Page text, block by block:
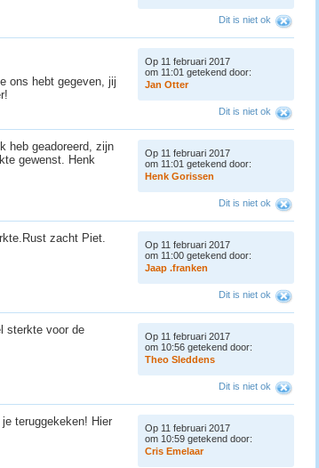
Dit is niet ok
ons hebt gegeven, jij
Op 11 februari 2017
om 11:01 getekend door:
Jan Otter
Dit is niet ok
heb geadoreerd, zijn
gewenst. Henk
Op 11 februari 2017
om 11:01 getekend door:
Henk Gorissen
Dit is niet ok
zacht Piet.
Op 11 februari 2017
om 11:00 getekend door:
Jaap .franken
Dit is niet ok
sterkte voor de
Op 11 februari 2017
om 10:56 getekend door:
Theo Sleddens
Dit is niet ok
teruggekeken! Hier
Op 11 februari 2017
om 10:59 getekend door:
Cris Emelaar